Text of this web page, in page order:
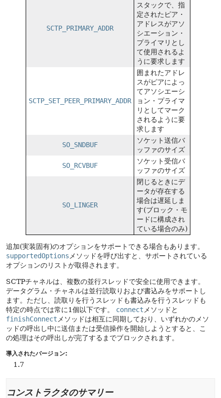
SCTP_PRIMARY_ADDR
スタックで、指
定されたピア・
アドレスがアソ
シエーション・
プライマリとし
て使用されるよ
うに要求します
SCTP_SET_PEER_PRIMARY_ADDR
囲まれたアドレ
スがピアによっ
てアソシエーシ
ョン・プライマ
リとしてマーク
されるように要
求します
SO_SNDBUF
ソケット送信バ
ッファのサイズ
SO_RCVBUF
ソケット受信バ
ッファのサイズ
SO_LINGER
閉じるときにデ
ータが存在する
場合は遅延しま
す(ブロック・モ
ードに構成され
ている場合のみ)
追加(実装固有)のオプションをサポートできる場合もあります。
supportedOptions メソッドを呼び出すと、サポートされている
オプションのリストが取得されます。
SCTPチャネルは、複数の並行スレッドで安全に使用できます。
データグラム・チャネルは並行読取りおよび書込みをサポートし
ます。ただし、読取りを行うスレッドも書込みを行うスレッドも
特定の時点では常に1個以下です。
connect メソッドと
finishConnect メソッドは相互に同期しており、いずれかのメソ
ッドの呼出し中に送信または受信操作を開始しようとすると、こ
の処理はその呼出しが完了するまでブロックされます。
導入されたバージョン:
1.7
コンストラクタのサマリー